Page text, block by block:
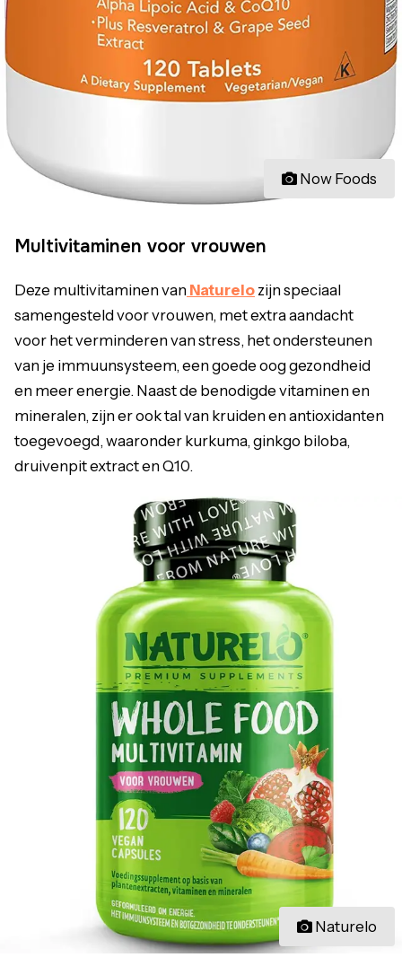
Now Foods
Multivitaminen voor vrouwen
Deze multivitaminen van Naturelo zijn speciaal
samengesteld voor vrouwen, met extra aandacht
voor het verminderen van stress, het ondersteunen
van je immuunsysteem, een goede oog gezondheid
en meer energie. Naast de benodigde vitaminen en
mineralen, zijn er ook tal van kruiden en antioxidanten
toegevoegd, waaronder kurkuma, ginkgo biloba,
druivenpit extract en Q10.
Naturelo